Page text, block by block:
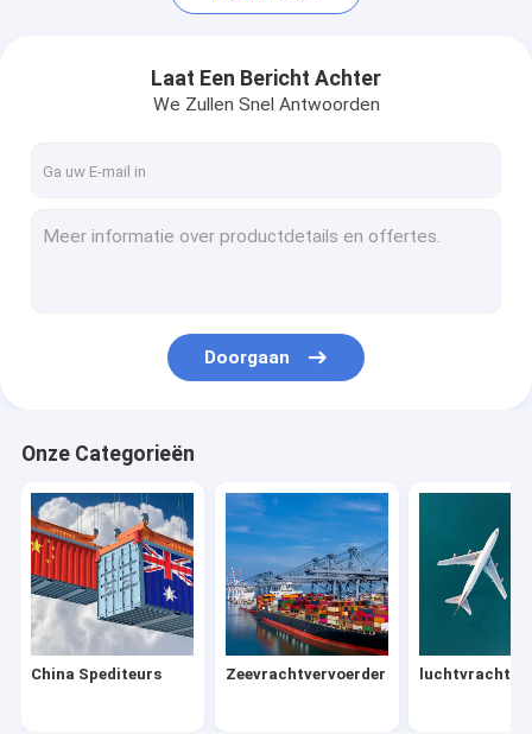
Zeevrachtvervoerder
Het huis-aan-huisvracht Verschepen
Expresscourierdiensten
Verzending van China naar Canada
Verkoop van goederen
Warehousing Distributiediensten
Vrachtverzekering
Laat Een Bericht Achter
We Zullen Snel Antwoorden
Doorgaan
Onze Categorieën
China Spediteurs Zeevrachtvervoerder